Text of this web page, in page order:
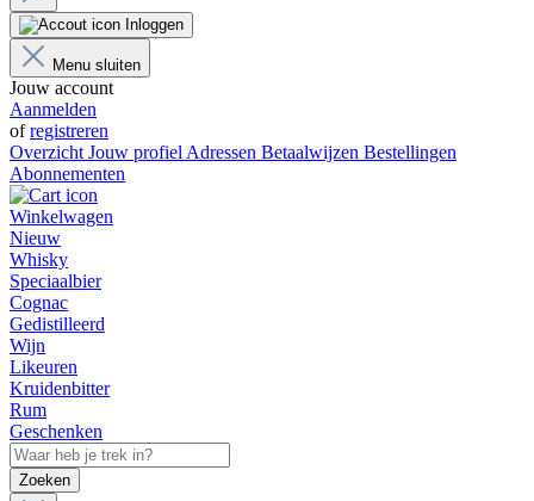
Inloggen
Menu sluiten
Jouw account
Aanmelden
ofregistreren
Overzicht Jouw profiel Adressen Betaalwijzen Bestellingen
Abonnementen
Winkelwagen
Nieuw
Whisky
Speciaalbier
Cognac
Gedistilleerd
Wijn
Likeuren
Kruidenbitter
Rum
Geschenken
Zoeken